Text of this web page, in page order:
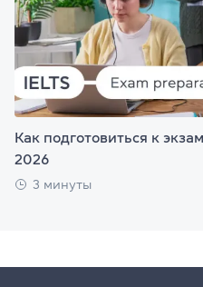
Как подготовиться к
2026
3 минуты